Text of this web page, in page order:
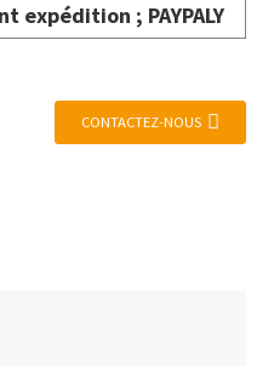
expédition ; PAYPALY
CONTACTEZ-NOUS